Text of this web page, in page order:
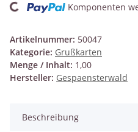
Loading... Komponenten
Artikelnummer: 50047
Kategorie: Grußkarten
Menge / Inhalt: 1,00
Hersteller: Gespaensterwald
Beschreibung